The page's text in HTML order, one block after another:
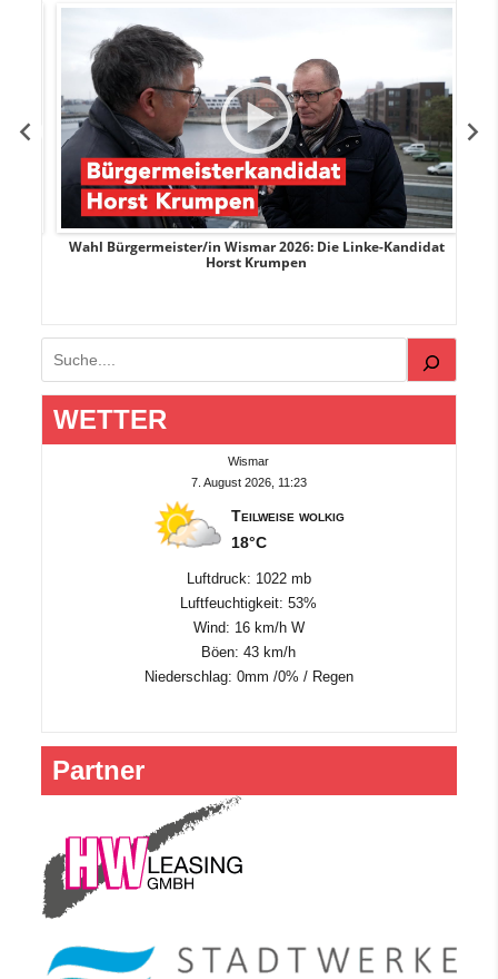
Wahl Bürgermeister/in Wismar 2026: Die Linke-Kandidat
Horst Krumpen
Suchen
WETTER
Wismar
7. August 2026, 11:23
Teilweise wolkig
18°C
Luftdruck: 1022 mb
Luftfeuchtigkeit: 53%
Wind: 16 km/h W
Böen: 43 km/h
Niederschlag: 0mm /0% / Regen
Partner